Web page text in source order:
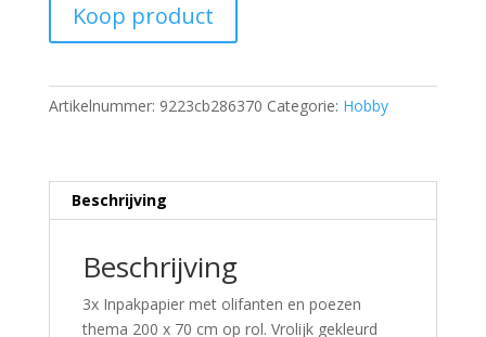
Koop product
Artikelnummer: 9223cb286370 Categorie: Hobby
Beschrijving
Beschrijving
3x Inpakpapier met olifanten en poezen
thema 200 x 70 cm op rol. Vrolijk gekleurd